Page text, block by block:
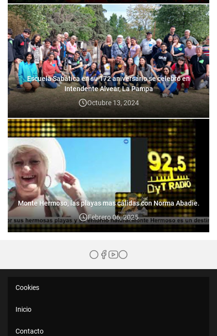
Escuela Sabática en su 172 aniversario se celebró en
Intendente Alvear, La Pampa
Octubre 13, 2024
Monte Hermoso, las playas mas cálidas con Norma Abadie.
Febrero 06, 2025
Cookies
Inicio
Contacto